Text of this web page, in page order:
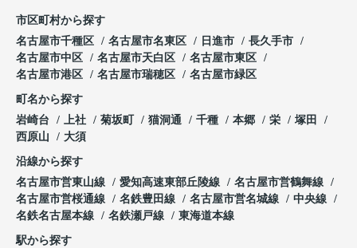
市区町村から探す
名古屋市千種区
名古屋市名東区 日進市
長久手市
名古屋市中区
名古屋市天白区
名古屋市東区
名古屋市港区
名古屋市瑞穂区 名古屋市緑区
町名から探す
岩崎台
上社 菊坂町 猫洞通 千種 本郷 栄
塚田
西原山
大須
沿線から探す
名古屋市営東山線
愛知高速東部丘陵線
名古屋市営鶴舞線
名古屋市営桜通線
名鉄豊田線 名古屋市営名城線
中央線
名鉄名古屋本線
名鉄瀬戸線 東海道本線
駅から探す